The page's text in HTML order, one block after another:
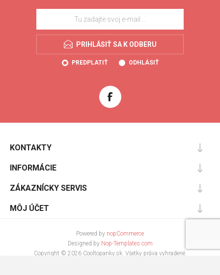
PRIHLÁSIŤ SA K ODBERU
PREDPLATIŤ ODHLÁSIŤ
KONTAKTY
INFORMÁCIE
ZÁKAZNÍCKY SERVIS
MÔJ ÚČET
Powered by nopCommerce
Designed by Nop-Templates.com
Copyright © 2026 Cooltopanky.sk. Všetky práva vyhradené.